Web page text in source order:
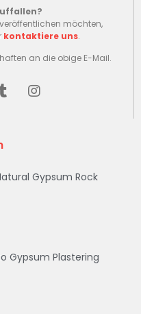
möchten,
kontaktiere uns.
an die obige E-Mail.
Gypsum Rock
Gypsum Plastering